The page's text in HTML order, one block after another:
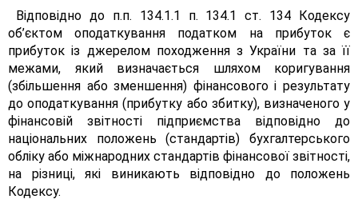
Відповідно до п.п. 134.1.1 п. 134.1 ст. 134 Кодексу
об’єктом оподаткування податком на прибуток є
прибуток із джерелом походження з України та за її
межами, який визначається шляхом коригування
(збільшення або зменшення) фінансового і результату
до оподаткування (прибутку або збитку), визначеного у
фінансовій звітності підприємства відповідно до
національних положень (стандартів) бухгалтерського
обліку або міжнародних стандартів фінансової звітності,
на різниці, які виникають відповідно до положень
Кодексу.